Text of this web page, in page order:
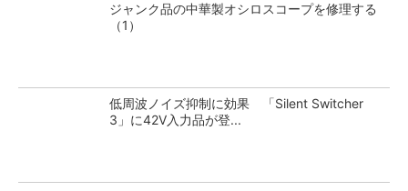
ジャンク品の中華製オシロスコープを修理する
（1）
低周波ノイズ抑制に効果 「Silent Switcher
3」に42V入力品が登...